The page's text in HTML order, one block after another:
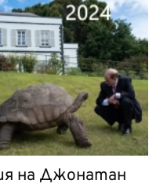
на Джонатан